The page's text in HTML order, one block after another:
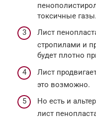
токсичные газы.
Лист
стропилами и
будет плотно
Лист
это возможно.
Но есть и
лист